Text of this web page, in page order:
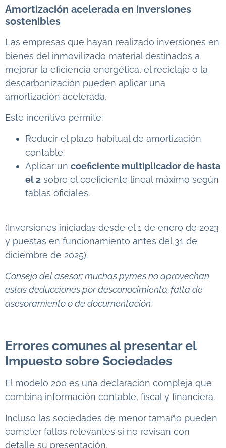
Amortización acelerada en inversiones
sostenibles
Las empresas que hayan realizado inversiones en
bienes del inmovilizado material destinados a
mejorar la eficiencia energética, el reciclaje o la
descarbonización pueden aplicar una
amortización acelerada.
Este incentivo permite:
Reducir el plazo habitual de amortización
contable.
Aplicar un coeficiente multiplicador de hasta
el 2 sobre el coeficiente lineal máximo según
tablas oficiales.
(Inversiones iniciadas desde el 1 de enero de 2023
y puestas en funcionamiento antes del 31 de
diciembre de 2025).
Consejo del asesor: muchas pymes no aprovechan
estas deducciones por desconocimiento, falta de
asesoramiento o de documentación.
Errores comunes al presentar el
Impuesto sobre Sociedades
El modelo 200 es una declaración compleja que
combina información contable, fiscal y financiera.
Incluso las sociedades de menor tamaño pueden
cometer fallos relevantes si no revisan con
detalle su presentación.